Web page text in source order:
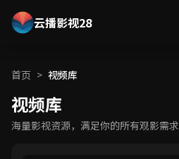
云播影视28
首页 > 视频库
视频库
海量影视资源，满足你的所有观影需求